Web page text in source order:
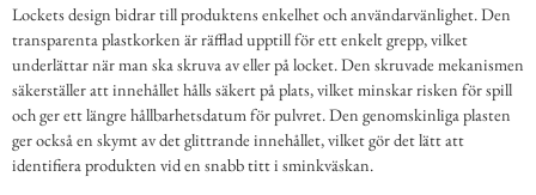
Lockets design bidrar till produktens enkelhet och användarvänlighet. Den
transparenta plastkorken är räfflad upptill för ett enkelt grepp, vilket
underlättar när man ska skruva av eller på locket. Den skruvade mekanismen
säkerställer att innehållet hålls säkert på plats, vilket minskar risken för spill
och ger ett längre hållbarhetsdatum för pulvret. Den genomskinliga plasten
ger också en skymt av det glittrande innehållet, vilket gör det lätt att
identifiera produkten vid en snabb titt i sminkväskan.